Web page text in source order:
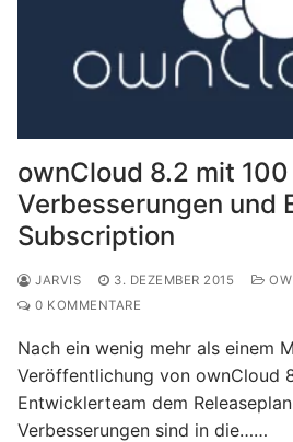
ownCloud 8.2 mit 100
Verbesserungen und
Subscription
JARVIS 3. DEZEMBER 2015
0 KOMMENTARE
Nach ein wenig mehr als einem
Veröffentlichung von ownCloud
Entwicklerteam dem
Verbesserungen sind in die……